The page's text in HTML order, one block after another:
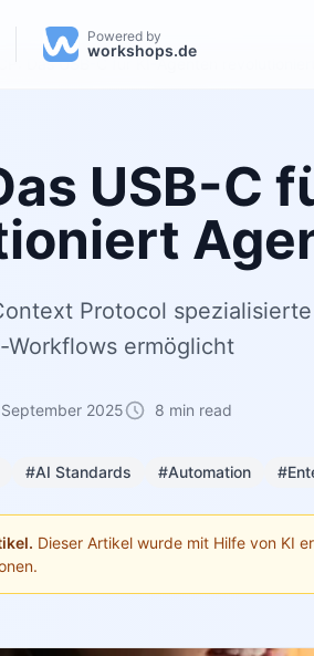
Powered by
workshops.de
Das USB-C für KI-Agenten
USB-C
Protocol
Workflows ermöglicht
September 2025 8 min read
#AI Standards #Automation
Dieser Artikel wurde mit Hilfe von KI